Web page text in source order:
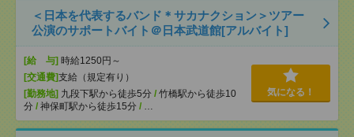
＜日本を代表するバンド＊サカナクション＞ツアー
公演のサポートバイト＠日本武道館[アルバイト]
[給 与] 時給1250円～
[交通費]支給（規定有り）
[勤務地] 九段下駅から徒歩5分 / 竹橋駅から徒歩10
分 / 神保町駅から徒歩15分 / …
気になる！